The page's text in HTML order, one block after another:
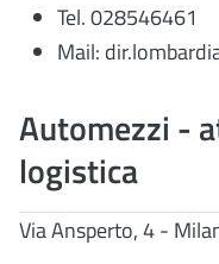
Tel. 028546461
Mail:
Automezzi -
logistica
Via Ansperto, 4 -